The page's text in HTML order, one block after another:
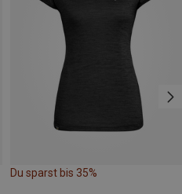
Du sparst bis 35%